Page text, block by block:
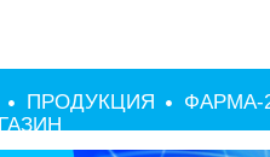
ПРОДУКЦИЯ
ФАРМА-